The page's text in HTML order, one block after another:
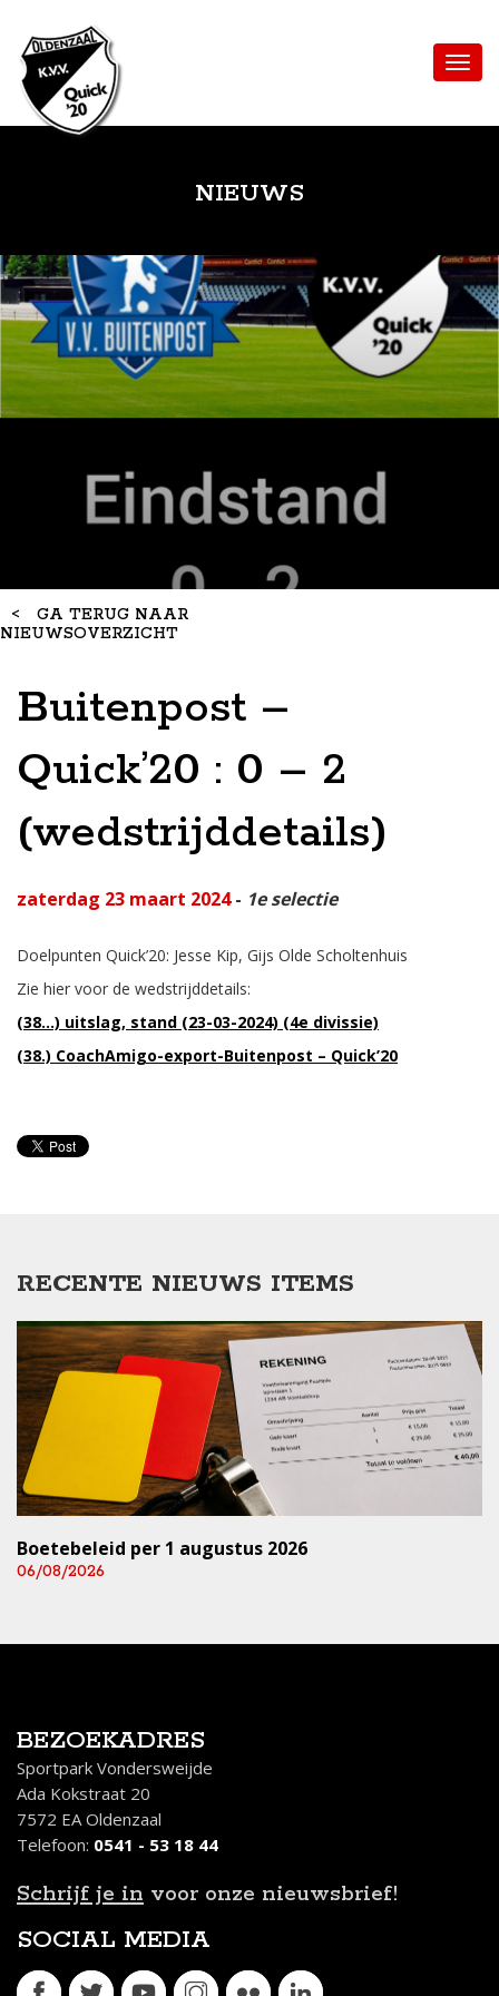
NIEUWS
< GA TERUG NAAR
NIEUWSOVERZICHT
Buitenpost –
Quick’20 : 0 – 2
(wedstrijddetails)
zaterdag 23 maart 2024- 1e selectie
Doelpunten Quick’20: Jesse Kip, Gijs Olde Scholtenhuis
Zie hier voor de wedstrijddetails:
(38…) uitslag, stand (23-03-2024) (4e divissie)
(38.) CoachAmigo-export-Buitenpost – Quick’20
RECENTE NIEUWS ITEMS
Boetebeleid per 1 augustus 2026
06/08/2026
BEZOEKADRES
Sportpark Vondersweijde
Ada Kokstraat 20
7572 EA Oldenzaal
Telefoon: 0541 - 53 18 44
Schrijf je in voor onze nieuwsbrief!
SOCIAL MEDIA